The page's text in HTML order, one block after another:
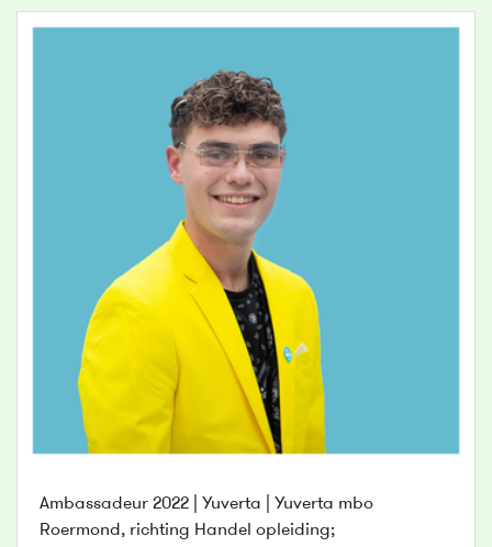
Ambassadeur 2022 | Yuverta | Yuverta mbo
Roermond, richting Handel opleiding;